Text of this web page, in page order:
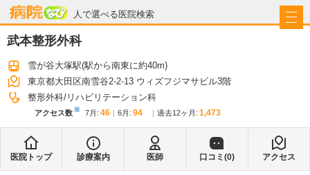
人で選べる医院検索
病院なび
武本整形外科
雪が谷大塚駅(駅から南東に約40m)
東京都大田区南雪谷2-2-13 ウィズフジマサビル3階
整形外科 リハビリテーション科
アクセス数※ 7月 : 46 6月 : 94 過去12ヶ月: 1,473
医院トップ 診療案内 医師 口コミ(0) アクセス